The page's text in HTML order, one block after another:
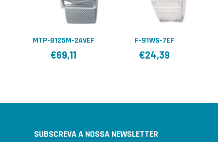
MTP-B125M-2AVEF
€69,11
F-91WS-7EF
€24,39
SUBSCREVA A NOSSA NEWSLETTER